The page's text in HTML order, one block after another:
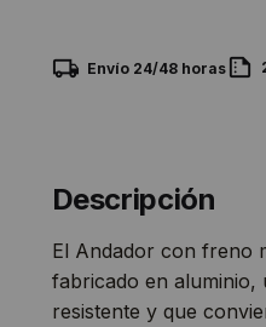
Envío 24/48 horas
Descripción
El Andador con freno
fabricado en aluminio,
resistente y que